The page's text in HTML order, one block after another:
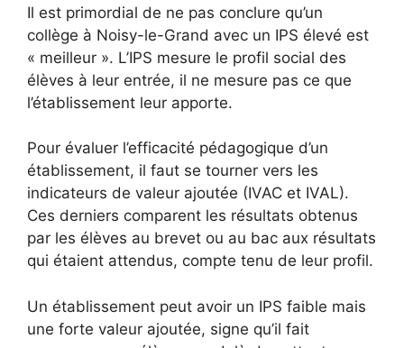
Il est primordial de ne pas conclure qu’un
collège à Noisy-le-Grand avec un IPS élevé est
« meilleur ». L’IPS mesure le profil social des
élèves à leur entrée, il ne mesure pas ce que
l’établissement leur apporte.
Pour évaluer l’efficacité pédagogique d’un
établissement, il faut se tourner vers les
indicateurs de valeur ajoutée (IVAC et IVAL).
Ces derniers comparent les résultats obtenus
par les élèves au brevet ou au bac aux résultats
qui étaient attendus, compte tenu de leur profil.
Un établissement peut avoir un IPS faible mais
une forte valeur ajoutée, signe qu’il fait